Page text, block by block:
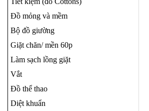
Đồ mỏng và mềm
Bộ đồ giường
Giặt chăn/ mền 60p
Làm sạch lồng giặt
Vắt
Đồ thể thao
Diệt khuẩn